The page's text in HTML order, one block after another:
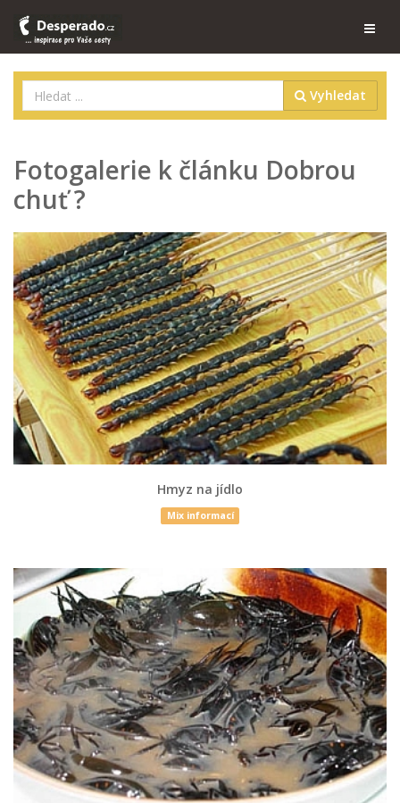
Vyhledat
Fotogalerie k článku Dobrou
chuť ?
Hmyz na jídlo
Mix informací